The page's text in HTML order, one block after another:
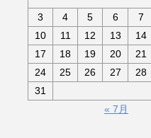
3
4 5 6 7
10
11 12 13 14
17
18 19 20 21
24
25 26 27 28
31
« 7月